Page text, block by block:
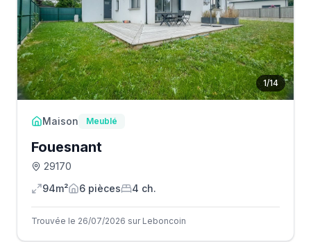
1/14
Maison Meublé
Fouesnant
29170
94m²
6 pièces 4 ch.
Trouvée le 26/07/2026 sur Leboncoin